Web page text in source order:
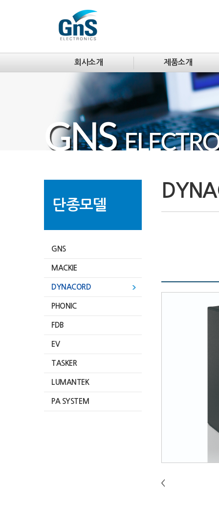
회사소개 제품소개
단종모델
GNS
MACKIE
DYNACORD
PHONIC
FDB
EV
TASKER
LUMANTEK
PA SYSTEM